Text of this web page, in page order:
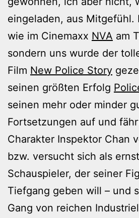
eingeladen, aus Mitgefühl.
wie im Cinemaxx NVA am
sondern uns wurde der
Film New Police Story
seinen größten Erfolg
seinen mehr oder minder
Fortsetzungen auf und
Charakter Inspektor Chan
bzw. versucht sich als
Schauspieler, der seiner
Tiefgang geben will – und
Gang von reichen